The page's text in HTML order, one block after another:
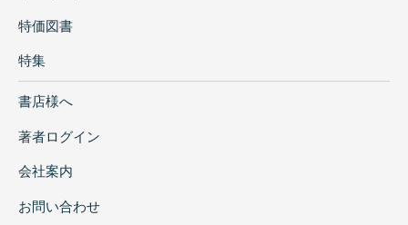
特価図書
特集
書店様へ
著者ログイン
会社案内
お問い合わせ